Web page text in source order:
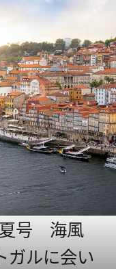
夏号 海風
ガルに会い